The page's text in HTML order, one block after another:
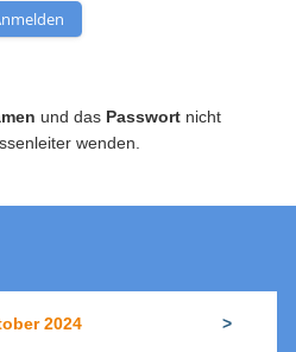
und das Passwort nicht
wenden.
2024 >